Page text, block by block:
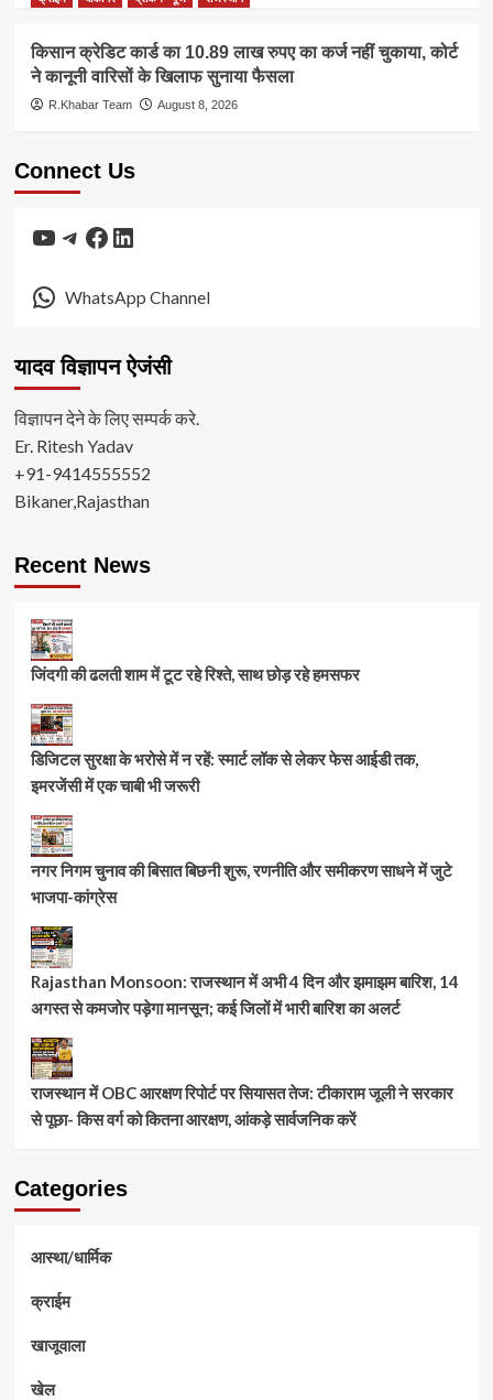
किसान क्रेडिट कार्ड का 10.89 लाख रुपए का कर्ज नहीं चुकाया, कोर्ट
ने कानूनी वारिसों के खिलाफ सुनाया फैसला
R.Khabar Team August 8, 2026
Connect Us
YouTube
Telegram
Facebook
LinkedIn
WhatsApp Channel
यादव विज्ञापन ऐजंसी
विज्ञापन देने के लिए सम्पर्क करे.
Er. Ritesh Yadav
+91-9414555552
Bikaner,Rajasthan
Recent News
जिंदगी की ढलती शाम में टूट रहे रिश्ते, साथ छोड़ रहे हमसफर
डिजिटल सुरक्षा के भरोसे में न रहें: स्मार्ट लॉक से लेकर फेस आईडी तक,
इमरजेंसी में एक चाबी भी जरूरी
नगर निगम चुनाव की बिसात बिछनी शुरू, रणनीति और समीकरण साधने में जुटे
भाजपा-कांग्रेस
Rajasthan Monsoon: राजस्थान में अभी 4 दिन और झमाझम बारिश, 14
अगस्त से कमजोर पड़ेगा मानसून; कई जिलों में भारी बारिश का अलर्ट
राजस्थान में OBC आरक्षण रिपोर्ट पर सियासत तेज: टीकाराम जूली ने सरकार
से पूछा- किस वर्ग को कितना आरक्षण, आंकड़े सार्वजनिक करें
Categories
आस्था/धार्मिक
क्राईम
खाजूवाला
खेल